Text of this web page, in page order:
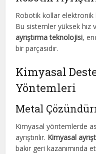
Robotik kollar elektronik
Bu sistemler yüksek hız
ayrıştırma teknolojisi,
bir parçasıdır.
Kimyasal
Yöntemleri
Metal
Kimyasal yöntemlerde
ayrıştırılır. Kimyasal
bakır geri kazanımında